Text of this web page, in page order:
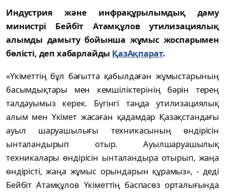
Индустрия және инфрақұрылымдық даму
министрі Бейбіт Атамқұлов утилизациялық
алымды дамыту бойынша жұмыс жоспарымен
бөлісті, деп хабарлайды ҚазАқпарат.
«Үкіметтің бұл бағытта қабылдаған жұмыстарының
басымдықтары мен кемшіліктерінің бәрін терең
талдауымыз керек. Бүгінгі таңда утилизациялық
алым мен Үкімет жасаған қадамдар Қазақстандағы
ауыл шаруашылығы техникасының өндірісін
ынталандырып отыр. Ауылшаруашылық
техникалары өндірісін ынталандыра отырып, жаңа
өндірісті, жаңа жұмыс орындарын құрамыз», - деді
Бейбіт Атамқұлов Үкіметтің баспасөз орталығында